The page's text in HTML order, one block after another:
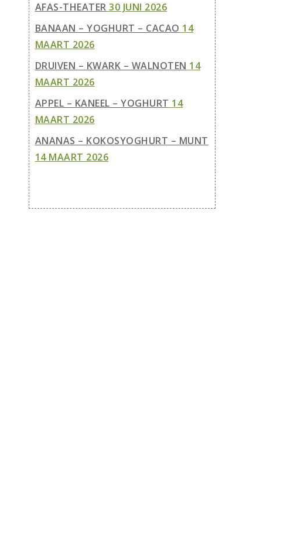
AFAS-THEATER 30 JUNI 2026
BANAAN – YOGHURT – CACAO 14
MAART 2026
DRUIVEN – KWARK – WALNOTEN 14
MAART 2026
APPEL – KANEEL – YOGHURT 14
MAART 2026
ANANAS – KOKOSYOGHURT – MUNT
14 MAART 2026